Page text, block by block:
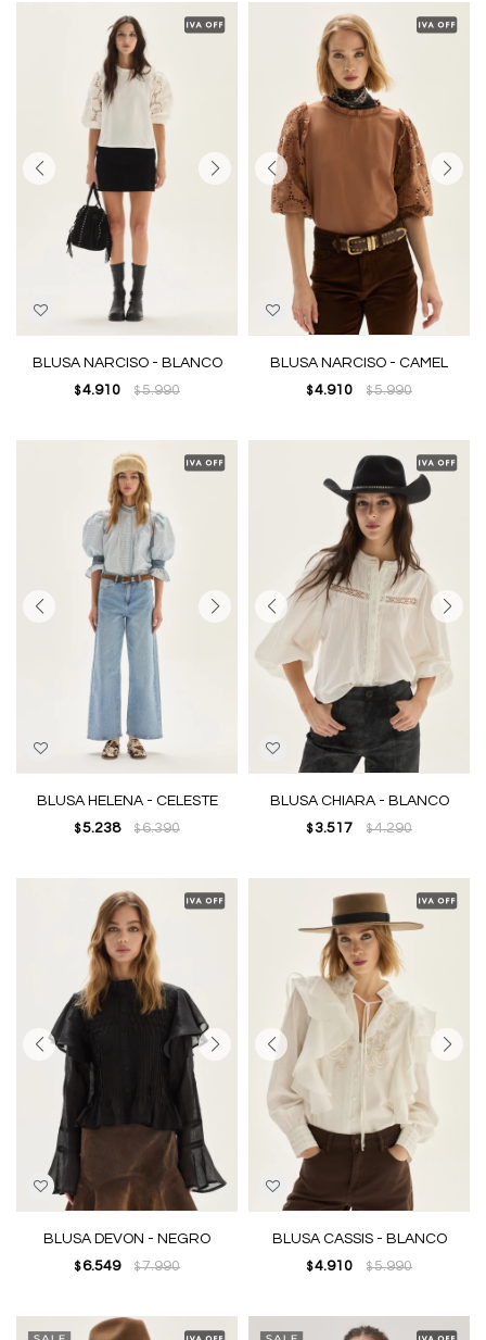
BLUSA NARCISO - BLANCO
$ 4.910 $5.990
BLUSA NARCISO - CAMEL
$ 4.910 $5.990
BLUSA HELENA - CELESTE
$ 5.238 $6.390
BLUSA CHIARA - BLANCO
$ 3.517 $4.290
BLUSA DEVON - NEGRO
$ 6.549 $7.990
BLUSA CASSIS - BLANCO
$ 4.910 $5.990